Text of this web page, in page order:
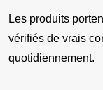
Les produits
vérifiés de vrais
quotidiennement.